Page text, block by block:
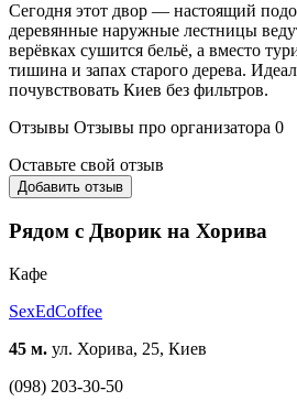
Сегодня этот двор — настоящий
деревянные наружные лестницы
верёвках сушится бельё, а вместо
тишина и запах старого дерева.
почувствовать Киев без фильтров.
Отзывы Отзывы про организатора 0
Оставьте свой отзыв
Добавить отзыв
Рядом с Дворик на Хорива
Кафе
SexEdCoffee
45 м. ул. Хорива, 25, Киев
(098) 203-30-50